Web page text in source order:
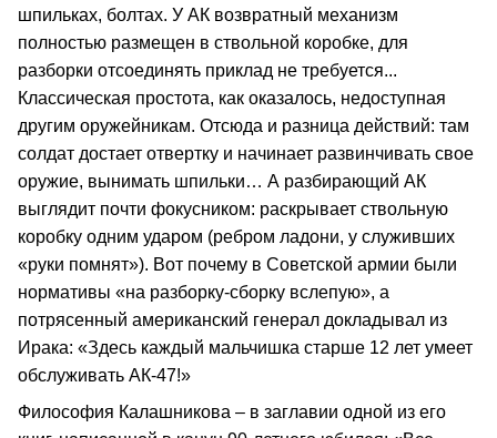
шпильках, болтах. У АК возвратный механизм
полностью размещен в ствольной коробке, для
разборки отсоединять приклад не требуется...
Классическая простота, как оказалось, недоступная
другим оружейникам. Отсюда и разница действий: там
солдат достает отвертку и начинает развинчивать свое
оружие, вынимать шпильки… А разбирающий АК
выглядит почти фокусником: раскрывает ствольную
коробку одним ударом (ребром ладони, у служивших
«руки помнят»). Вот почему в Советской армии были
нормативы «на разборку-сборку вслепую», а
потрясенный американский генерал докладывал из
Ирака: «Здесь каждый мальчишка старше 12 лет умеет
обслуживать АК-47!»
Философия Калашникова – в заглавии одной из его